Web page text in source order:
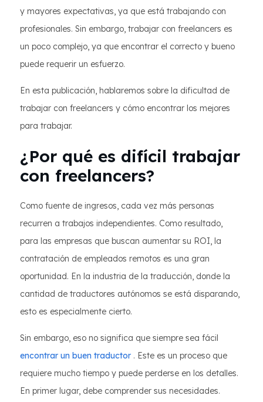
y mayores expectativas, ya que está trabajando con
profesionales. Sin embargo, trabajar con freelancers es
un poco complejo, ya que encontrar el correcto y bueno
puede requerir un esfuerzo.
En esta publicación, hablaremos sobre la dificultad de
trabajar con freelancers y cómo encontrar los mejores
para trabajar.
¿Por qué es difícil trabajar
con freelancers?
Como fuente de ingresos, cada vez más personas
recurren a trabajos independientes. Como resultado,
para las empresas que buscan aumentar su ROI, la
contratación de empleados remotos es una gran
oportunidad. En la industria de la traducción, donde la
cantidad de traductores autónomos se está disparando,
esto es especialmente cierto.
Sin embargo, eso no significa que siempre sea fácil
encontrar un buen traductor . Este es un proceso que
requiere mucho tiempo y puede perderse en los detalles.
En primer lugar, debe comprender sus necesidades.